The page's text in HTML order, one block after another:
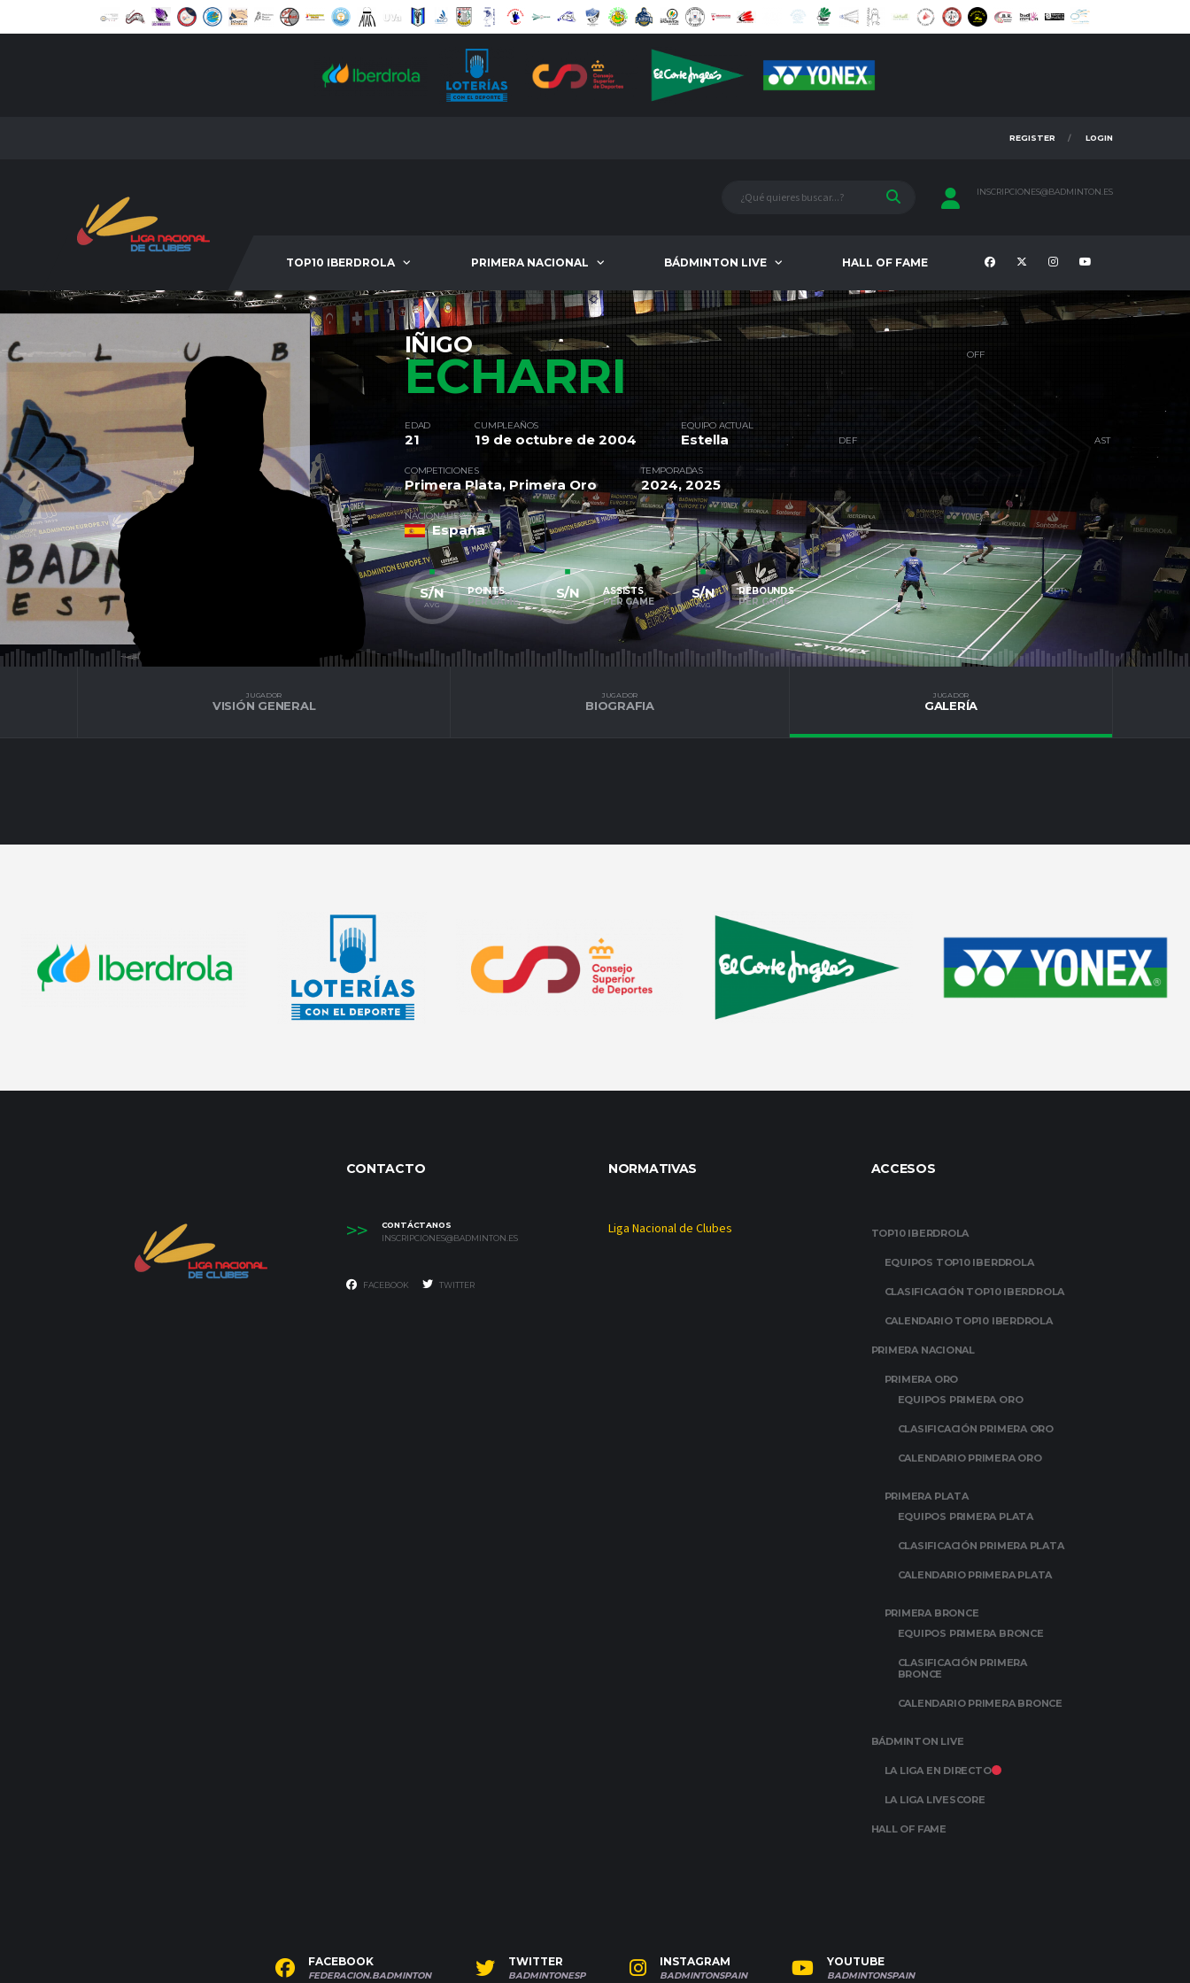
REGISTER LOGIN
INSCRIPCIONES@BADMINTON.ES
TOP10 IBERDROLA PRIMERA NACIONAL BÁDMINTON LIVE HALL OF FAME
IÑIGO
ECHARRI
EDAD
21
CUMPLEAÑOS
19 de octubre de 2004
EQUIPO ACTUAL
Estella
COMPETICIONES
Primera Plata, Primera Oro
TEMPORADAS
2024, 2025
NACIONALIDAD
España
S/N
AVG
POINTS
PER GAME
S/N
AVG
ASSISTS
PER GAME
S/N
AVG
REBOUNDS
PER GAME
JUGADOR
VISIÓN GENERAL
JUGADOR
BIOGRAFIA
JUGADOR
GALERÍA
CONTACTO
>>
CONTÁCTANOS
INSCRIPCIONES@BADMINTON.ES
FACEBOOK TWITTER
NORMATIVAS
Liga Nacional de Clubes
ACCESOS
TOP10 IBERDROLA
EQUIPOS TOP10 IBERDROLA
CLASIFICACIÓN TOP10 IBERDROLA
CALENDARIO TOP10 IBERDROLA
PRIMERA NACIONAL
PRIMERA ORO
EQUIPOS PRIMERA ORO
CLASIFICACIÓN PRIMERA ORO
CALENDARIO PRIMERA ORO
PRIMERA PLATA
EQUIPOS PRIMERA PLATA
CLASIFICACIÓN PRIMERA PLATA
CALENDARIO PRIMERA PLATA
PRIMERA BRONCE
EQUIPOS PRIMERA BRONCE
CLASIFICACIÓN PRIMERA
BRONCE
CALENDARIO PRIMERA BRONCE
BÁDMINTON LIVE
LA LIGA EN DIRECTO
LA LIGA LIVESCORE
HALL OF FAME
FACEBOOK
FEDERACION.BADMINTON
TWITTER
BADMINTONESP
INSTAGRAM
BADMINTONSPAIN
YOUTUBE
BADMINTONSPAIN